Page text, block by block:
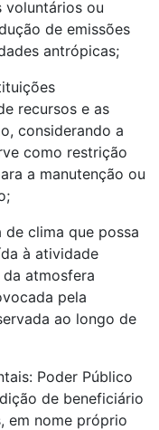
voluntários ou
de emissões
antrópicas;
recursos e as
considerando a
como restrição
a manutenção ou
de clima que possa
à atividade
atmosfera
pela
ao longo de
Poder Público
de beneficiário
em nome próprio